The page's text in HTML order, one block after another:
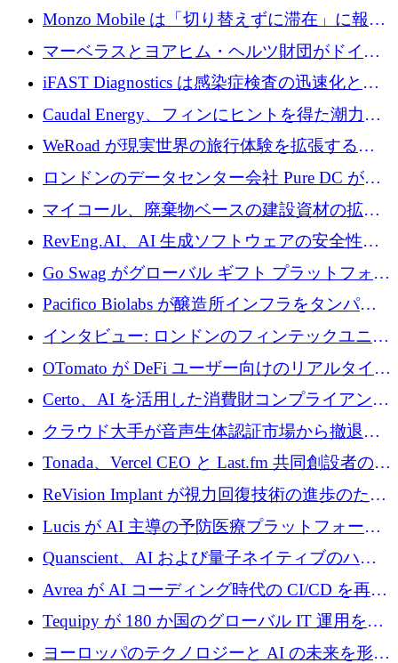
の座を奪還
Monzo Mobile は「切り替えずに滞在」に報酬
を与える
マーベラスとヨアヒム・ヘルツ財団がドイツ
の商業化ギャップを埋めるために2,000万ユー
ロのディープテック基金を立ち上げる
iFAST Diagnostics は感染症検査の迅速化と抗
菌薬耐性への取り組みに 500 万ポンドを寄付
Caudal Energy、フィンにヒントを得た潮力発
電技術の規模拡大に向けて 430 万ポンドを調
WeRoad が現実世界の旅行体験を拡張するた
めに 5,800 万ドルを獲得
ロンドンのデータセンター会社 Pure DC が欧
州と中東の拡張に 27 億ドルを確保
マイコール、廃棄物ベースの建設資材の拡大
に400万ポンドを投資
RevEng.AI、AI 生成ソフトウェアの安全性を
確保するために 1,500 万ドルを調達
Go Swag がグローバル ギフト プラットフォー
ムを拡大するために 500 万ドルを調達
Pacifico Biolabs が醸造所インフラをタンパク
質生産に転換するために 700 万ユーロを調達
インタビュー: ロンドンのフィンテックユニコ
ーン Tide の CEO、オリバー・プリル氏
OTomato が DeFi ユーザー向けのリアルタイム
インテリジェンス レイヤーを構築するために
Improbable から 200 万ドルを調達
Certo、AI を活用した消費財コンプライアンス
プラットフォームのために 400 万ドルを調達
クラウド大手が音声生体認証市場から撤退す
るなか、Voxmindが54万6,000ポンドのプレシ
ード資金を調達
Tonada、Vercel CEO と Last.fm 共同創設者の支
援を受けてステルス撤退
ReVision Implant が視力回復技術の進歩のため
に 400 万ユーロを確保
Lucis が AI 主導の予防医療プラットフォーム
を拡大するためにシリーズ A で 2,000 万ドル
を調達
Quanscient、AI および量子ネイティブのハー
ドウェア エンジニアリングを推進するために
1,000 万ユーロを調達
Avrea が AI コーディング時代の CI/CD を再発
明するために 470 万ドルをかけてステルスか
ら浮上
Tequipy が 180 か国のグローバル IT 運用を自
動化するために 300 万ユーロ以上を調達
ヨーロッパのテクノロジーと AI の未来を形作